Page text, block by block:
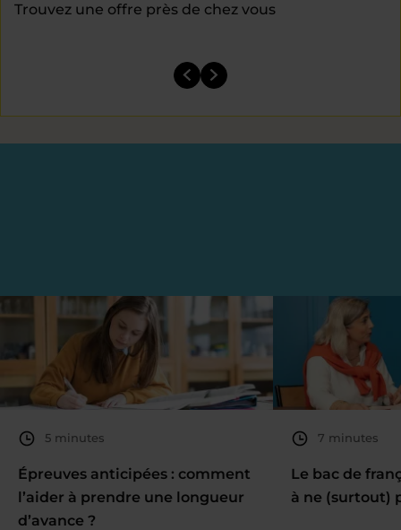
Trouvez une offre près de chez vous
5 minutes
Épreuves anticipées : comment
l’aider à prendre une longueur
d’avance ?
7 minutes
Le bac de
à ne (surtout)